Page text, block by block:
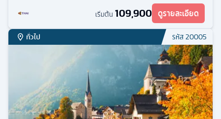
เริ่มต้น 109,900 ดูรายละเอียด
ทั่วไป รหัส20005